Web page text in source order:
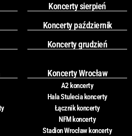
Koncerty sierpień
Koncerty październik
Koncerty grudzień
Koncerty Wrocław
A2 koncerty
Hala Stulecia koncerty
Łącznik koncerty
NFM koncerty
Stadion Wrocław koncerty